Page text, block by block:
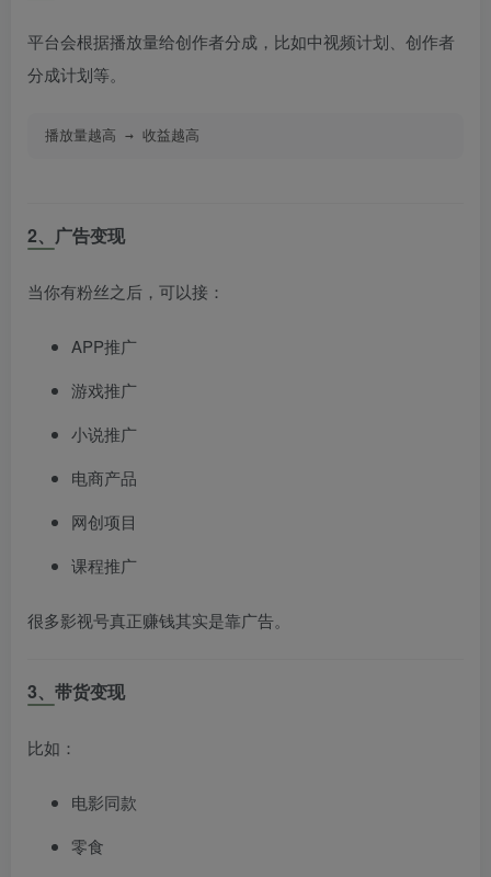
平台会根据播放量给创作者分成，比如中视频计划、创作者
分成计划等。
播放量越高 → 收益越高
2、广告变现
当你有粉丝之后，可以接：
APP推广
游戏推广
小说推广
电商产品
网创项目
课程推广
很多影视号真正赚钱其实是靠广告。
3、带货变现
比如：
电影同款
零食